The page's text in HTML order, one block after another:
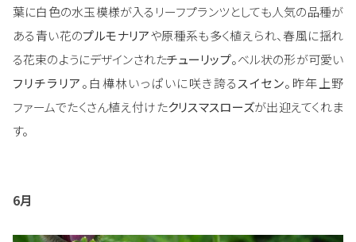
葉に白色の水玉模様が入るリーフプランツとしても人気の品種が
ある青い花のプルモナリアや原種系も多く植えられ、春風に揺れ
る花束のようにデザインされたチューリップ。ベル状の形が可愛い
フリチラリア。白樺林いっぱいに咲き誇るスイセン。昨年上野
ファームでたくさん植え付けたクリスマスローズが出迎えてくれま
す。
6月